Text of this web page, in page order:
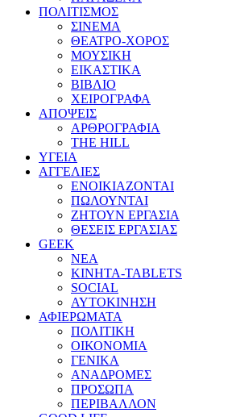
ΠΟΛΙΤΙΣΜΟΣ
ΣΙΝΕΜΑ
ΘΕΑΤΡΟ-ΧΟΡΟΣ
ΜΟΥΣΙΚΗ
ΕΙΚΑΣΤΙΚΑ
ΒΙΒΛΙΟ
ΧΕΙΡΟΓΡΑΦΑ
ΑΠΟΨΕΙΣ
ΑΡΘΡΟΓΡΑΦΙΑ
THE HILL
ΥΓΕΙΑ
ΑΓΓΕΛΙΕΣ
ΕΝΟΙΚΙΑΖΟΝΤΑΙ
ΠΩΛΟΥΝΤΑΙ
ΖΗΤΟΥΝ ΕΡΓΑΣΙΑ
ΘΕΣΕΙΣ ΕΡΓΑΣΙΑΣ
GEEK
ΝΕΑ
ΚΙΝΗΤΑ-TABLETS
SOCIAL
ΑΥΤΟΚΙΝΗΣΗ
ΑΦΙΕΡΩΜΑΤΑ
ΠΟΛΙΤΙΚΗ
ΟΙΚΟΝΟΜΙΑ
ΓΕΝΙΚΑ
ΑΝΑΔΡΟΜΕΣ
ΠΡΟΣΩΠΑ
ΠΕΡΙΒΑΛΛΟΝ